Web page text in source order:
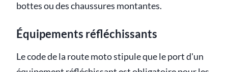
bottes ou des chaussures montantes.
Équipements réfléchissants
Le code de la route moto stipule que le port d'un